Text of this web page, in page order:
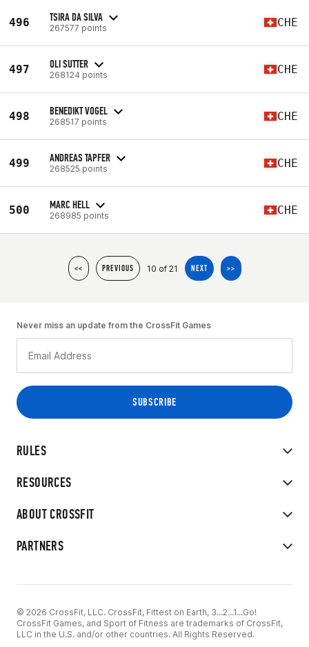
496 TSIRA DA SILVA
267577 points CHE
497 OLI SUTTER
268124 points CHE
498 BENEDIKT VOGEL
268517 points CHE
499 ANDREAS TAPFER
268525 points CHE
500 MARC HELL
268985 points CHE
<< PREVIOUS 10 of 21 NEXT >>
RULES
RESOURCES
ABOUT CROSSFIT
PARTNERS
Never miss an update from the CrossFit Games
© 2026 CrossFit, LLC. CrossFit, Fittest on Earth, 3...2...1...Go!
CrossFit Games, and Sport of Fitness are trademarks of CrossFit,
LLC in the U.S. and/or other countries. All Rights Reserved.